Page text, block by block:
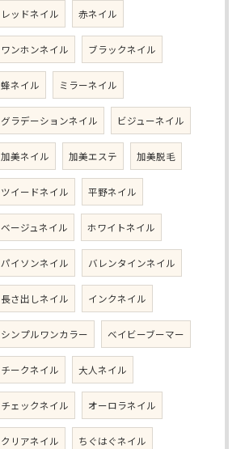
レッドネイル 赤ネイル
ワンホンネイル ブラックネイル
蜂ネイル ミラーネイル
グラデーションネイル ビジューネイル
加美ネイル 加美エステ 加美脱毛
ツイードネイル 平野ネイル
ベージュネイル ホワイトネイル
パイソンネイル バレンタインネイル
長さ出しネイル インクネイル
シンプルワンカラー ベイビーブーマー
チークネイル 大人ネイル
チェックネイル オーロラネイル
クリアネイル ちぐはぐネイル